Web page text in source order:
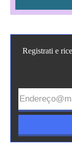
Registrati e